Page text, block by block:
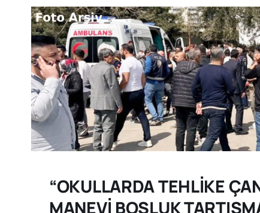
“OKULLARDA TEHLİKE
MANEVİ BOŞLUK